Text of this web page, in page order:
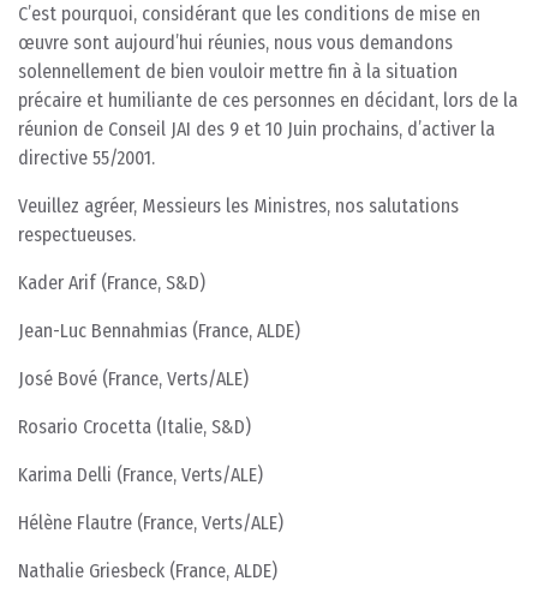
C’est pourquoi, considérant que les conditions de mise en
œuvre sont aujourd’hui réunies, nous vous demandons
solennellement de bien vouloir mettre fin à la situation
précaire et humiliante de ces personnes en décidant, lors de la
réunion de Conseil JAI des 9 et 10 Juin prochains, d’activer la
directive 55/2001.
Veuillez agréer, Messieurs les Ministres, nos salutations
respectueuses.
Kader Arif (France, S&D)
Jean-Luc Bennahmias (France, ALDE)
José Bové (France, Verts/ALE)
Rosario Crocetta (Italie, S&D)
Karima Delli (France, Verts/ALE)
Hélène Flautre (France, Verts/ALE)
Nathalie Griesbeck (France, ALDE)